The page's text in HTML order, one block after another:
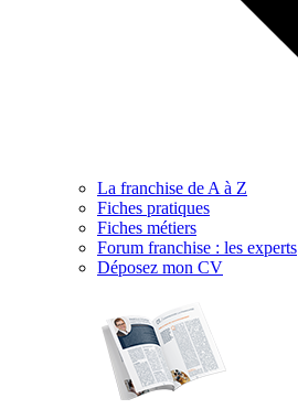
La franchise de A à Z
Fiches pratiques
Fiches métiers
Forum franchise : les experts
Déposez mon CV